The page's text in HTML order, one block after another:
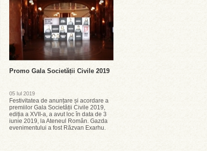
Promo Gala Societății Civile 2019
05 Iul 2019
Festivitatea de anunțare și acordare a
premiilor Gala Societății Civile 2019,
ediția a XVII-a, a avut loc în data de 3
iunie 2019, la Ateneul Român. Gazda
evenimentului a fost Răzvan Exarhu.